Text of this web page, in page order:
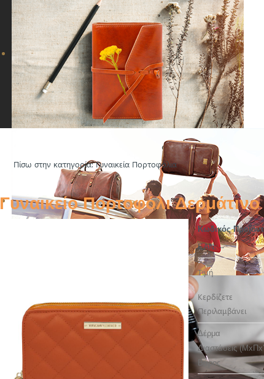
Πίσω στην κατηγορία: Γυναικεία Πορτοφόλια
Γυναικείο Πορτοφόλι
Κωδικός
EAN:--
Τιμή
Κερδίζετε
Περιλαμβάνει
Δέρμα
Διαστάσεις
Βάρος